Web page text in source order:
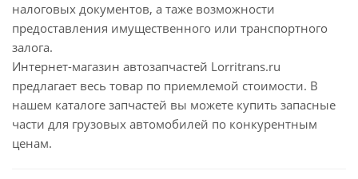
налоговых документов, а таже возможности
предоставления имущественного или транспортного
залога.
Интернет-магазин автозапчастей Lorritrans.ru
предлагает весь товар по приемлемой стоимости. В
нашем каталоге запчастей вы можете купить запасные
части для грузовых автомобилей по конкурентным
ценам.